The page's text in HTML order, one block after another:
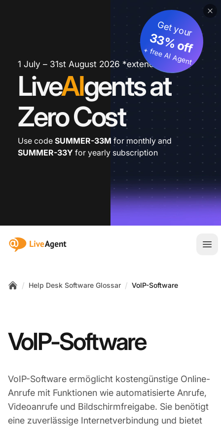
1 July – 31st August 2026 *extended
LiveAIgents at
Zero Cost
Get your
33% off
+ free AI Agent
Use code SUMMER-33M for monthly and
SUMMER-33Y for yearly subscription
:site.title
/ Help Desk Software Glossar / VoIP-Software
VoIP-Software
VoIP-Software ermöglicht kostengünstige Online-
Anrufe mit Funktionen wie automatisierte Anrufe,
Videoanrufe und Bildschirmfreigabe. Sie benötigt
eine zuverlässige Internetverbindung und bietet